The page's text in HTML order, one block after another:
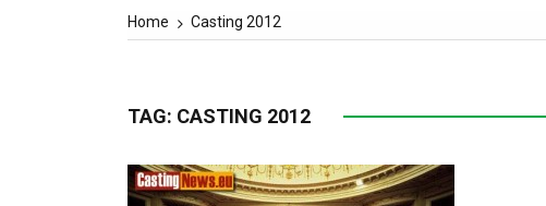
Home Casting 2012
TAG: CASTING 2012